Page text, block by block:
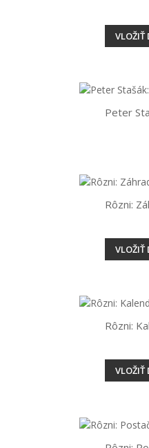
VLOŽIŤ
Peter
Rôzni:
VLOŽIŤ
Rôzni:
VLOŽIŤ